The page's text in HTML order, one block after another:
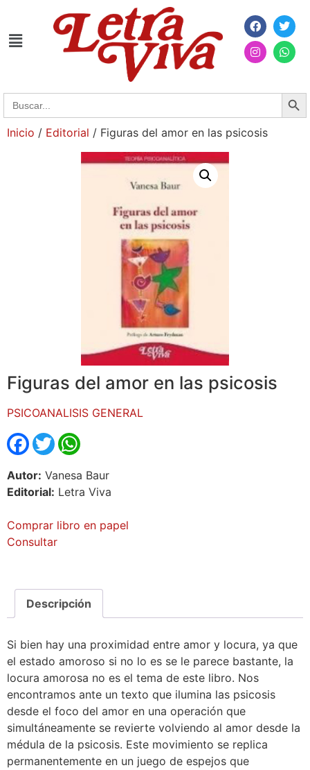
Search
for:
Inicio / Editorial / Figuras del amor en las psicosis
Figuras del amor en las psicosis
PSICOANALISIS GENERAL
Facebook
Twitter
Autor: Vanesa Baur
Editorial: Letra Viva
Comprar libro en papel
Consultar
Descripción
Si bien hay una proximidad entre amor y locura, ya que
el estado amoroso si no lo es se le parece bastante, la
locura amorosa no es el tema de este libro. Nos
encontramos ante un texto que ilumina las psicosis
desde el foco del amor en una operación que
simultáneamente se revierte volviendo al amor desde la
médula de la psicosis. Este movimiento se replica
permanentemente en un juego de espejos que